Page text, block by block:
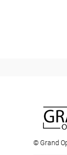
© Grand